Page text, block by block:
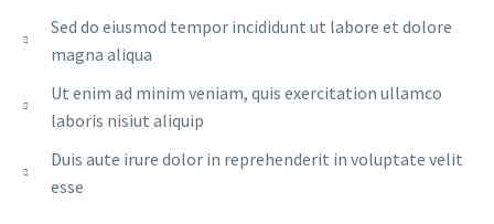
Sed do eiusmod tempor incididunt ut labore et dolore
magna aliqua
Ut enim ad minim veniam, quis exercitation ullamco
laboris nisiut aliquip
Duis aute irure dolor in reprehenderit in voluptate velit
esse